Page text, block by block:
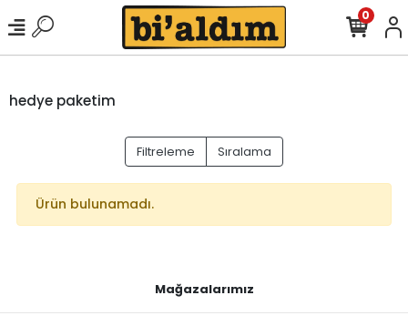
0
hedye paketim
Filtreleme Sıralama
Ürün bulunamadı.
Mağazalarımız